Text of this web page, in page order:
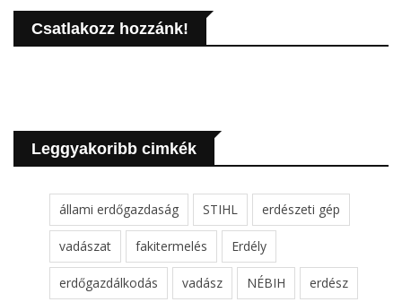
Csatlakozz hozzánk!
Leggyakoribb cimkék
állami erdőgazdaság STIHL erdészeti gép
vadászat fakitermelés Erdély
erdőgazdálkodás vadász NÉBIH erdész